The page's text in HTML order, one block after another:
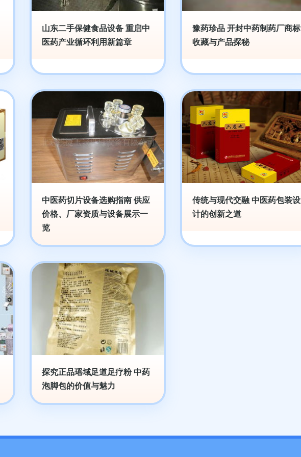
山东二手保健食品设备 重启中
医药产业循环利用新篇章
豫药珍品 开封中药制药厂商标
收藏与产品探秘
中医药切片设备选购指南 供应
价格、厂家资质与设备展示一
览
传统与现代交融 中医药包装设
计的创新之道
探究正品瑶域足道足疗粉 中药
泡脚包的价值与魅力